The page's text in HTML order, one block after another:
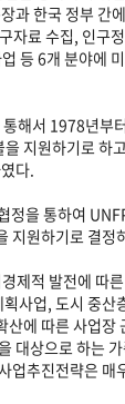
과 한국 정부 간
자료 수집, 인구
등 6개 분야에
해서 1978년부
지원하기로 하
다.
정을 통하여
지원하기로 결정
제적 발전에 따
사업, 도시 중산
에 따른 사업장
대상으로 하는
업추진전략은 매